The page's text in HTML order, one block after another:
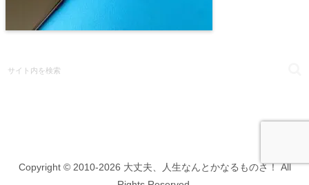
Copyright © 2010-2026 大丈夫、人生なんとかなるものさ！ All